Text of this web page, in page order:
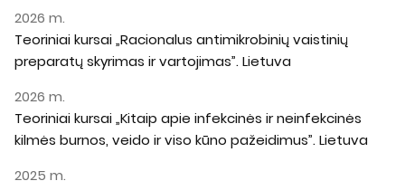
2026 m.
Teoriniai kursai „Racionalus antimikrobinių vaistinių
preparatų skyrimas ir vartojimas”. Lietuva
2026 m.
Teoriniai kursai „Kitaip apie infekcinės ir neinfekcinės
kilmės burnos, veido ir viso kūno pažeidimus”. Lietuva
2025 m.